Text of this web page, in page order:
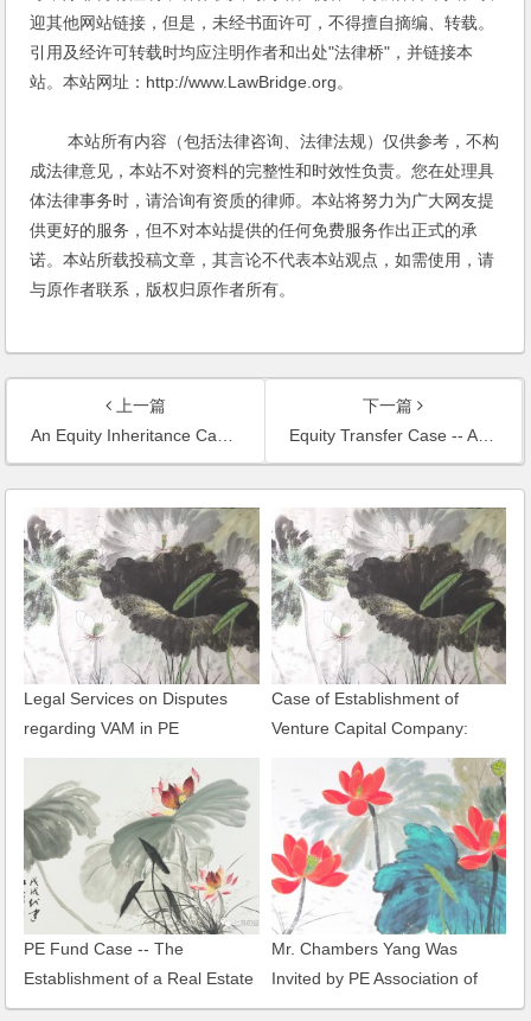
迎其他网站链接，但是，未经书面许可，不得擅自摘编、转载。
引用及经许可转载时均应注明作者和出处"法律桥"，并链接本
站。本站网址：http://www.LawBridge.org。
本站所有内容（包括法律咨询、法律法规）仅供参考，不构
成法律意见，本站不对资料的完整性和时效性负责。您在处理具
体法律事务时，请洽询有资质的律师。本站将努力为广大网友提
供更好的服务，但不对本站提供的任何免费服务作出正式的承
诺。本站所载投稿文章，其言论不代表本站观点，如需使用，请
与原作者联系，版权归原作者所有。
上一篇
An Equity Inheritance Case of Disputes on Shares of Family Enterprise
下一篇
Equity Transfer Case -- Advising a Foreign Real Estate Firm in Its Equity Transfer
Legal Services on Disputes
regarding VAM in PE
Investment
Case of Establishment of
Venture Capital Company:
Establishment of an Internet-
of-Things-Oriented Venture
Capital Enterprise in Wuxi
PE Fund Case -- The
Establishment of a Real Estate
Fund and its Investments
Mr. Chambers Yang Was
Invited by PE Association of
Shanghai to Give Presentation